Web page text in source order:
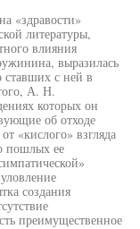
«здравости»
литературы,
влияния
выразилась
ставших с ней в
А. Н.
которых он
об отходе
«кислого» взгляда
пошлых ее
создания
преимущественное